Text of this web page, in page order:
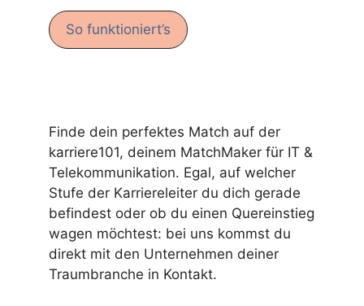
So funktioniert’s
Finde dein perfektes Match auf der
karriere101, deinem MatchMaker für IT &
Telekommunikation. Egal, auf welcher
Stufe der Karriereleiter du dich gerade
befindest oder ob du einen Quereinstieg
wagen möchtest: bei uns kommst du
direkt mit den Unternehmen deiner
Traumbranche in Kontakt.